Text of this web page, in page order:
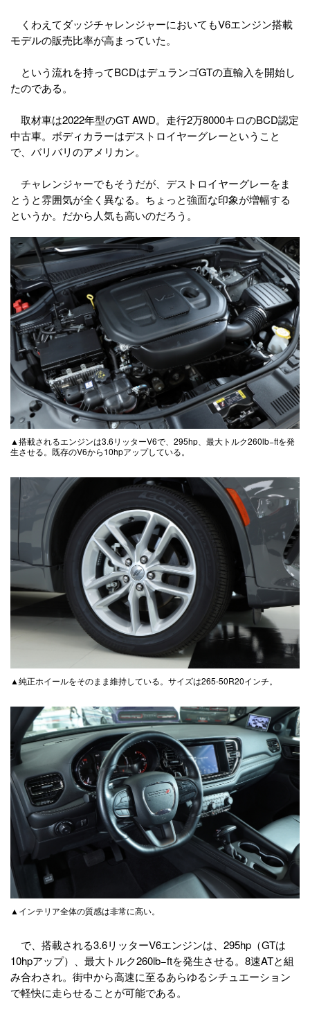
くわえてダッジチャレンジャーにおいてもV6エンジン搭載
モデルの販売比率が高まっていた。
という流れを持ってBCDはデュランゴGTの直輸入を開始し
たのである。
取材車は2022年型のGT AWD。走行2万8000キロのBCD認定
中古車。ボディカラーはデストロイヤーグレーということ
で、バリバリのアメリカン。
チャレンジャーでもそうだが、デストロイヤーグレーをま
とうと雰囲気が全く異なる。ちょっと強面な印象が増幅する
というか。だから人気も高いのだろう。
▲搭載されるエンジンは3.6リッターV6で、295hp、最大トルク260lb−ftを発
生させる。既存のV6から10hpアップしている。
▲純正ホイールをそのまま維持している。サイズは265-50R20インチ。
▲インテリア全体の質感は非常に高い。
で、搭載される3.6リッターV6エンジンは、295hp（GTは
10hpアップ）、最大トルク260lb−ftを発生させる。8速ATと組
み合わされ。街中から高速に至るあらゆるシチュエーション
で軽快に走らせることが可能である。